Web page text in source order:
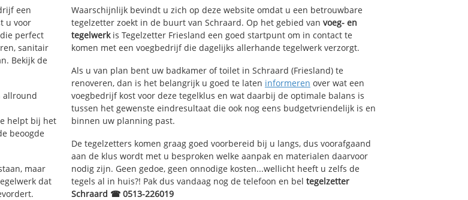
een
u voor
perfect
sanitair
Bekijk de
allround
helpt bij het
beoogde
maar
dat
Waarschijnlijk bevindt u zich op deze website omdat u een betrouwbare
tegelzetter zoekt in de buurt van Schraard. Op het gebied van voeg- en
tegelwerkis Tegelzetter Friesland een goed startpunt om in contact te
komen met een voegbedrijf die dagelijks allerhande tegelwerk verzorgt.
Als u van plan bent uw badkamer of toilet in Schraard (Friesland) te
renoveren, dan is het belangrijk u goed te laten informeren over wat een
voegbedrijf kost voor deze tegelklus en wat daarbij de optimale balans is
tussen het gewenste eindresultaat die ook nog eens budgetvriendelijk is en
binnen uw planning past.
De tegelzetters komen graag goed voorbereid bij u langs, dus voorafgaand
aan de klus wordt met u besproken welke aanpak en materialen daarvoor
nodig zijn. Geen gedoe, geen onnodige kosten...wellicht heeft u zelfs de
tegels al in huis?! Pak dus vandaag nog de telefoon en bel tegelzetter
Schraard ☎ 0513-226019